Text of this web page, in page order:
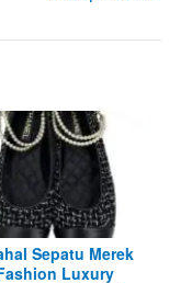
Sepatu Merek
Luxury